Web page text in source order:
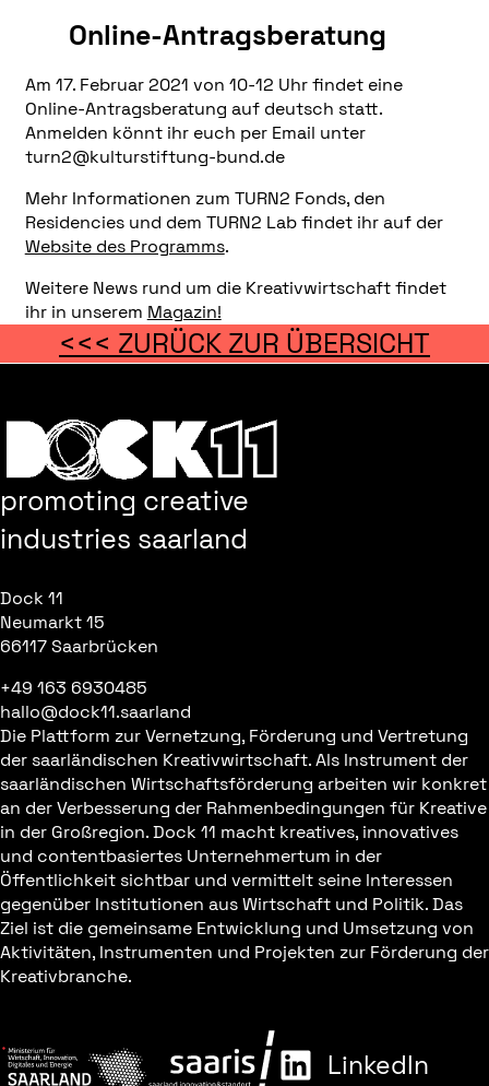
Online-Antragsberatung
Am 17. Februar 2021 von 10-12 Uhr findet eine
Online-Antragsberatung auf deutsch statt.
Anmelden könnt ihr euch per Email unter
turn2@kulturstiftung-bund.de
Mehr Informationen zum TURN2 Fonds, den
Residencies und dem TURN2 Lab findet ihr auf der
Website des Programms.
Weitere News rund um die Kreativwirtschaft findet
ihr in unserem Magazin!
<<< ZURÜCK ZUR ÜBERSICHT
promoting creative
industries saarland
Dock 11
Neumarkt 15
66117 Saarbrücken
+49 163 6930485
hallo@dock11.saarland
Die Plattform zur Vernetzung, Förderung und Vertretung
der saarländischen Kreativwirtschaft. Als Instrument der
saarländischen Wirtschaftsförderung arbeiten wir konkret
an der Verbesserung der Rahmenbedingungen für Kreative
in der Großregion. Dock 11 macht kreatives, innovatives
und contentbasiertes Unternehmertum in der
Öffentlichkeit sichtbar und vermittelt seine Interessen
gegenüber Institutionen aus Wirtschaft und Politik. Das
Ziel ist die gemeinsame Entwicklung und Umsetzung von
Aktivitäten, Instrumenten und Projekten zur Förderung der
Kreativbranche.
LinkedIn